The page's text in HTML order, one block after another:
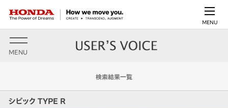
MENU
MENU
検索結果一覧
シビック TYPE R